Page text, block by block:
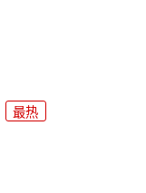
最热